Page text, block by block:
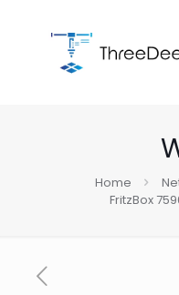
Home
FritzBox